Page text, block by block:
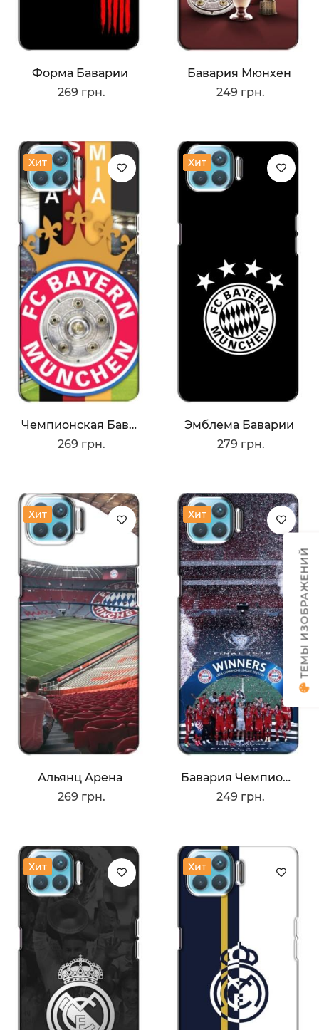
Форма Баварии
269 грн.
Бавария Мюнхен
249 грн.
Хит
Чемпионская Бавария
269 грн.
Хит
Эмблема Баварии
279 грн.
Хит
Альянц Арена
269 грн.
Хит
Бавария Чемпионы
249 грн.
Хит Хит
ТЕМЫ ИЗОБРАЖЕНИЙ